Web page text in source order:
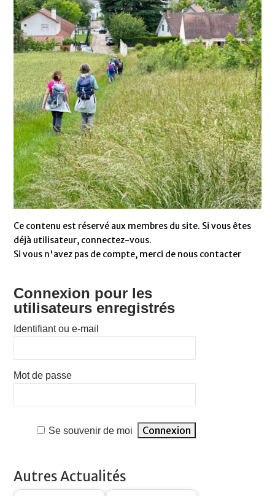
Ce contenu est réservé aux membres du site. Si vous êtes
déjà utilisateur, connectez-vous.
Si vous n'avez pas de compte, merci de nous contacter
Connexion pour les
utilisateurs enregistrés
Identifiant ou e-mail
Mot de passe
Se souvenir de moi
Autres Actualités